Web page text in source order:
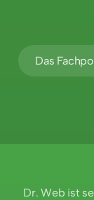
Das
Dr. Web ist